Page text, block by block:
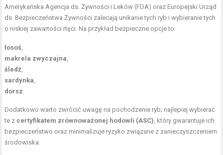
Amerykańska Agencja ds. Żywności i Leków (FDA) oraz Europejski Urząd
ds. Bezpieczeństwa Żywności zalecają unikanie tych ryb i wybieranie tych
o niskiej zawartości rtęci. Na przykład bezpieczne opcje to:
łosoś
makrela zwyczajna
śledź
sardynka
dorsz
Dodatkowo warto zwrócić uwagę na pochodzenie ryb; najlepiej wybierać
te z certyfikatem zrównoważonej hodowli (ASC) , który gwarantuje ich
bezpieczeństwo oraz minimalizuje ryzyko związane z zanieczyszczeniem
środowiska.